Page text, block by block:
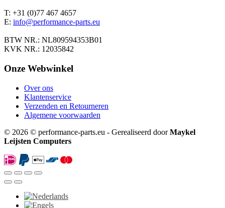
T: +31 (0)77 467 4657
E: info@performance-parts.eu
BTW NR.: NL809594353B01
KVK NR.: 12035842
Onze Webwinkel
Over ons
Klantenservice
Verzenden en Retourneren
Algemene voorwaarden
© 2026 © performance-parts.eu - Gerealiseerd doorMaykel
Leijsten Computers